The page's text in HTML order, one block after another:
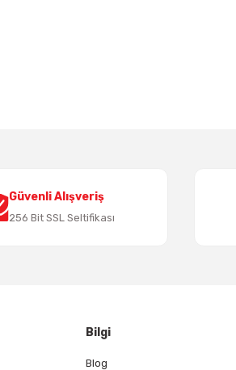
Güvenli Alışveriş
256 Bit SSL Seltifikası
Bilgi
Blog